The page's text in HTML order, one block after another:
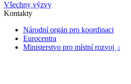
Všechny výzvy
Kontakty
Národní orgán pro koordinaci
Eurocentra
Ministerstvo pro místní rozvoj
